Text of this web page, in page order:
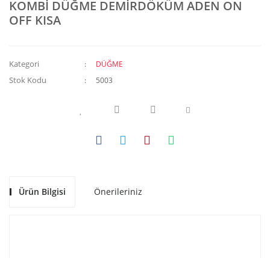
KOMBİ DÜĞME DEMİRDÖKÜM ADEN ON
OFF KISA
Kategori DÜĞME
Stok Kodu 5003
Ürün Bilgisi Önerileriniz